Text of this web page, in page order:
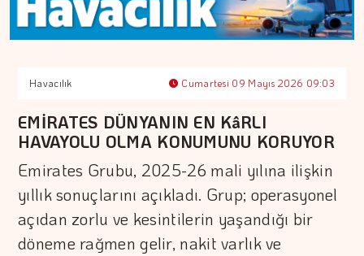
Havacılık Cumartesi 09 Mayıs 2026 09:03
EMİRATES DÜNYANIN EN KâRLI
HAVAYOLU OLMA KONUMUNU KORUYOR
Emirates Grubu, 2025-26 mali yılına ilişkin
yıllık sonuçlarını açıkladı. Grup; operasyonel
açıdan zorlu ve kesintilerin yaşandığı bir
döneme rağmen gelir, nakit varlık ve